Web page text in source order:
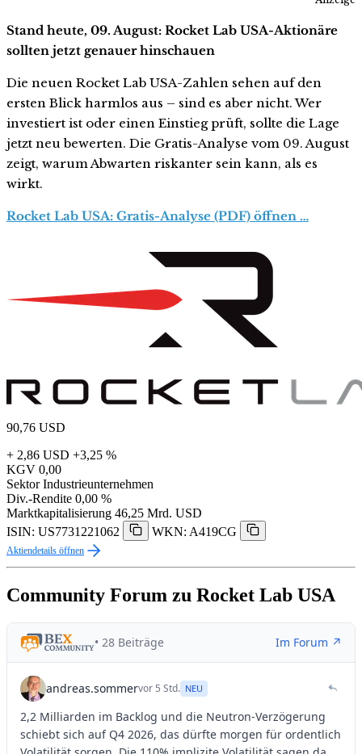
Stand heute, 09. August: Rocket Lab USA-Aktionäre
sollten jetzt genauer hinschauen
Die neuen Rocket Lab USA-Zahlen sehen auf den
ersten Blick harmlos aus – sind es aber nicht. Wer
investiert ist oder einen Einstieg prüft, sollte die Lage
jetzt neu bewerten. Die Gratis-Analyse vom 09. August
zeigt, warum Abwarten riskanter sein kann, als es
wirkt.
Rocket Lab USA: Gratis-Analyse (PDF) öffnen …
90,76 USD
+ 2,86 USD +3,25 %
KGV 0,00
Sektor Industrieunternehmen
Div.-Rendite 0,00 %
Marktkapitalisierung 46,25 Mrd. USD
ISIN: US7731221062
WKN: A419CG
Aktiendetails öffnen
Community Forum zu Rocket Lab USA